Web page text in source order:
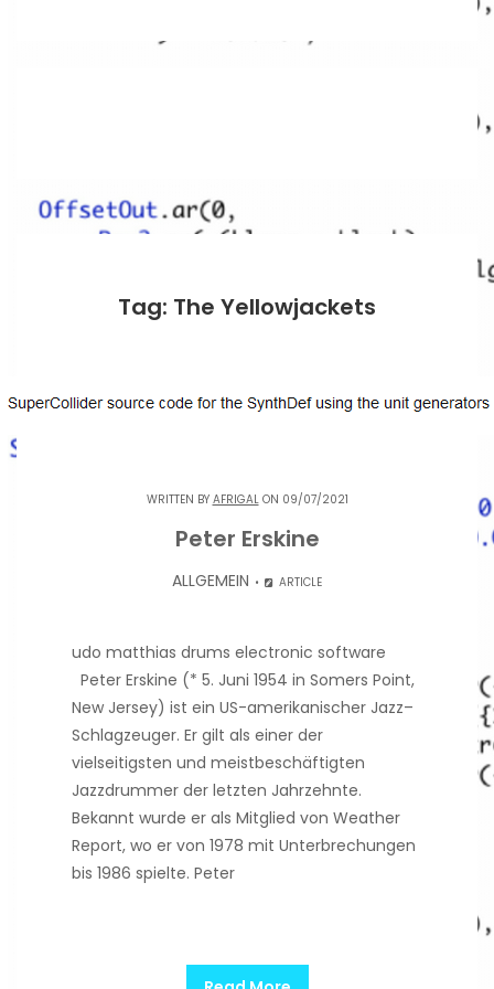
Tag: The Yellowjackets
WRITTEN BY AFRIGALON 09/07/2021
Peter Erskine
ALLGEMEIN ARTICLE
udo matthias drums electronic software
Peter Erskine (* 5. Juni 1954 in Somers Point,
New Jersey) ist ein US-amerikanischer Jazz–
Schlagzeuger. Er gilt als einer der
vielseitigsten und meistbeschäftigten
Jazzdrummer der letzten Jahrzehnte.
Bekannt wurde er als Mitglied von Weather
Report, wo er von 1978 mit Unterbrechungen
bis 1986 spielte. Peter